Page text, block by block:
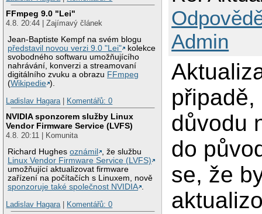
FFmpeg 9.0 "Lei"
4.8. 20:44 | Zajímavý článek
Jean-Baptiste Kempf na svém blogu
představil novou verzi 9.0 "Lei"
kolekce
svobodného softwaru umožňujícího
nahrávání, konverzi a streamovaní
digitálního zvuku a obrazu FFmpeg
(Wikipedie ).
Ladislav Hagara| Komentářů: 0
NVIDIA sponzorem služby Linux
Vendor Firmware Service (LVFS)
4.8. 20:11 | Komunita
Richard Hughesoznámil
, že službu
Linux Vendor Firmware Service (LVFS)
umožňující aktualizovat firmware
zařízení na počítačích s Linuxem, nově
sponzoruje také společnost NVIDIA .
Ladislav Hagara| Komentářů: 0
Admin
důvodu
do
se, že